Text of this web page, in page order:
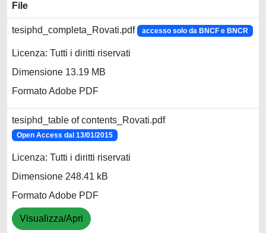
File
tesiphd_completa_Rovati.pdf accesso solo da BNCF e BNCR
Licenza: Tutti i diritti riservati
Dimensione 13.19 MB
Formato Adobe PDF
tesiphd_table of contents_Rovati.pdf
Open Access dal 13/01/2015
Licenza: Tutti i diritti riservati
Dimensione 248.41 kB
Formato Adobe PDF
Visualizza/Apri